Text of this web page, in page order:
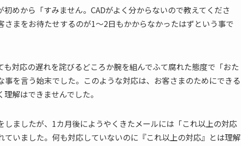
めから「すみません。CADがよく分からないので教えてくださ
まをお待たせするのが1～2日もかからなかったはずという事で
対応の遅れを詫びるどころか腕を組んでふて腐れた態度で「おた
を言う始末でした。このような対応は、お客さまのためにできる
解はできませんでした。
ましたが、1カ月後にようやくきたメールには「これ以上の対応
いました。何も対応していないのに『これ以上の対応』とは理解